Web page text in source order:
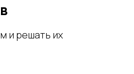
и решать их